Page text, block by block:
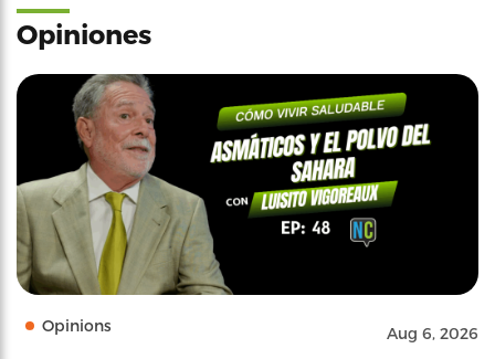
Opiniones
Opinions Aug 6, 2026